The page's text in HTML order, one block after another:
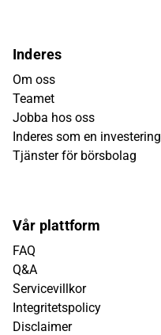
Inderes
Om oss
Teamet
Jobba hos oss
Inderes som en investering
Tjänster för börsbolag
Vår plattform
FAQ
Q&A
Servicevillkor
Integritetspolicy
Disclaimer